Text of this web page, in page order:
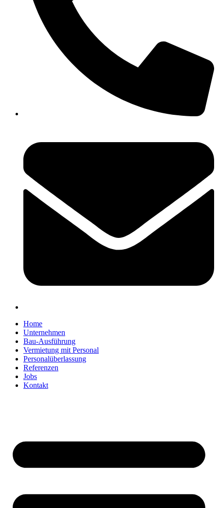
Home
Unternehmen
Bau-Ausführung
Vermietung mit Personal
Personalüberlassung
Referenzen
Jobs
Kontakt